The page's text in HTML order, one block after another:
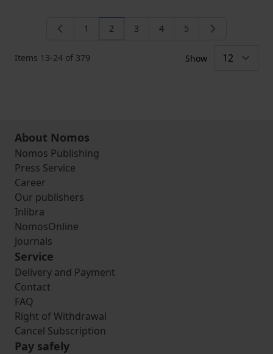
Items 13-24 of 379
Page
1 You're currently reading page
2 Page
3 Page
4 Page
5
Show
About Nomos
Nomos Publishing
Press Service
Career
Our publishers
Inlibra
NomosOnline
Journals
Service
Delivery and Payment
Contact
FAQ
Right of Withdrawal
Cancel Subscription
Pay safely